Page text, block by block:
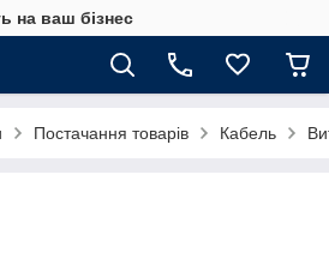
на ваш бізнес
Постачання товарів Кабель